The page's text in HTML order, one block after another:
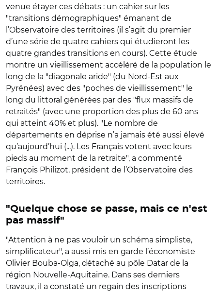
venue étayer ces débats : un cahier sur les
"transitions démographiques" émanant de
l’Observatoire des territoires (il s’agit du premier
d’une série de quatre cahiers qui étudieront les
quatre grandes transitions en cours). Cette étude
montre un vieillissement accéléré de la population le
long de la "diagonale aride" (du Nord-Est aux
Pyrénées) avec des "poches de vieillissement" le
long du littoral générées par des "flux massifs de
retraités" (avec une proportion des plus de 60 ans
qui atteint 40% et plus). "Le nombre de
départements en déprise n’a jamais été aussi élevé
qu’aujourd’hui (...). Les Français votent avec leurs
pieds au moment de la retraite", a commenté
François Philizot, président de l’Observatoire des
territoires.
"Quelque chose se passe, mais ce n'est
pas massif"
"Attention à ne pas vouloir un schéma simpliste,
simplificateur", a aussi mis en garde l’économiste
Olivier Bouba-Olga, détaché au pôle Datar de la
région Nouvelle-Aquitaine. Dans ses derniers
travaux, il a constaté un regain des inscriptions